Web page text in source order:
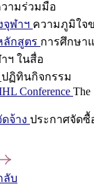
ามร่วมมือ
จุฬาฯ ความภูมิใจ
ลักสูตร การศึกษา
ฯ ในสื่อ
ปฏิทินกิจกรรม
Conference The
จ้าง ประกาศจัดซื้
ลับ